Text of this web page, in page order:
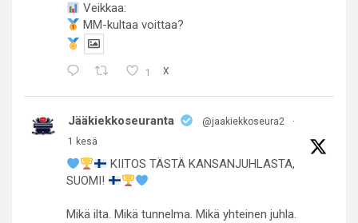
Veikkaa:
MM-kultaa voittaa?
1 X
Jääkiekkoseuranta @jaakiekkoseura2
·
1 kesä
KIITOS TÄSTÄ KANSANJUHLASTA,
SUOMI!
Mikä ilta. Mikä tunnelma. Mikä yhteinen juhla.